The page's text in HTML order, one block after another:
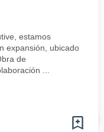
estamos
expansión, ubicado
de
...